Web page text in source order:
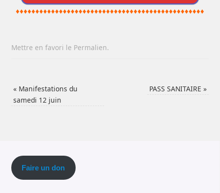
♦♦♦♦♦♦♦♦♦♦♦♦♦♦♦♦♦♦♦♦♦♦♦♦♦♦♦♦♦♦♦♦♦♦♦♦♦♦♦♦♦♦♦♦♦♦♦♦
Mettre en favori le Permalien.
«Manifestations du
samedi 12 juin
PASS SANITAIRE»
Faire un don